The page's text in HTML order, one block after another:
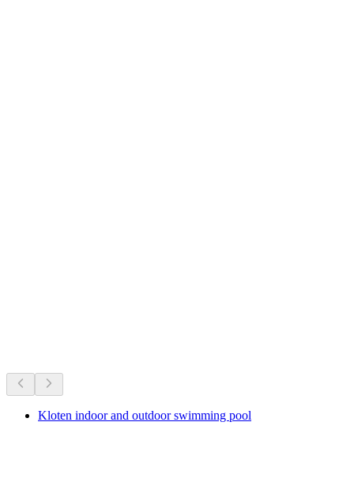
Kloten indoor and outdoor swimming pool